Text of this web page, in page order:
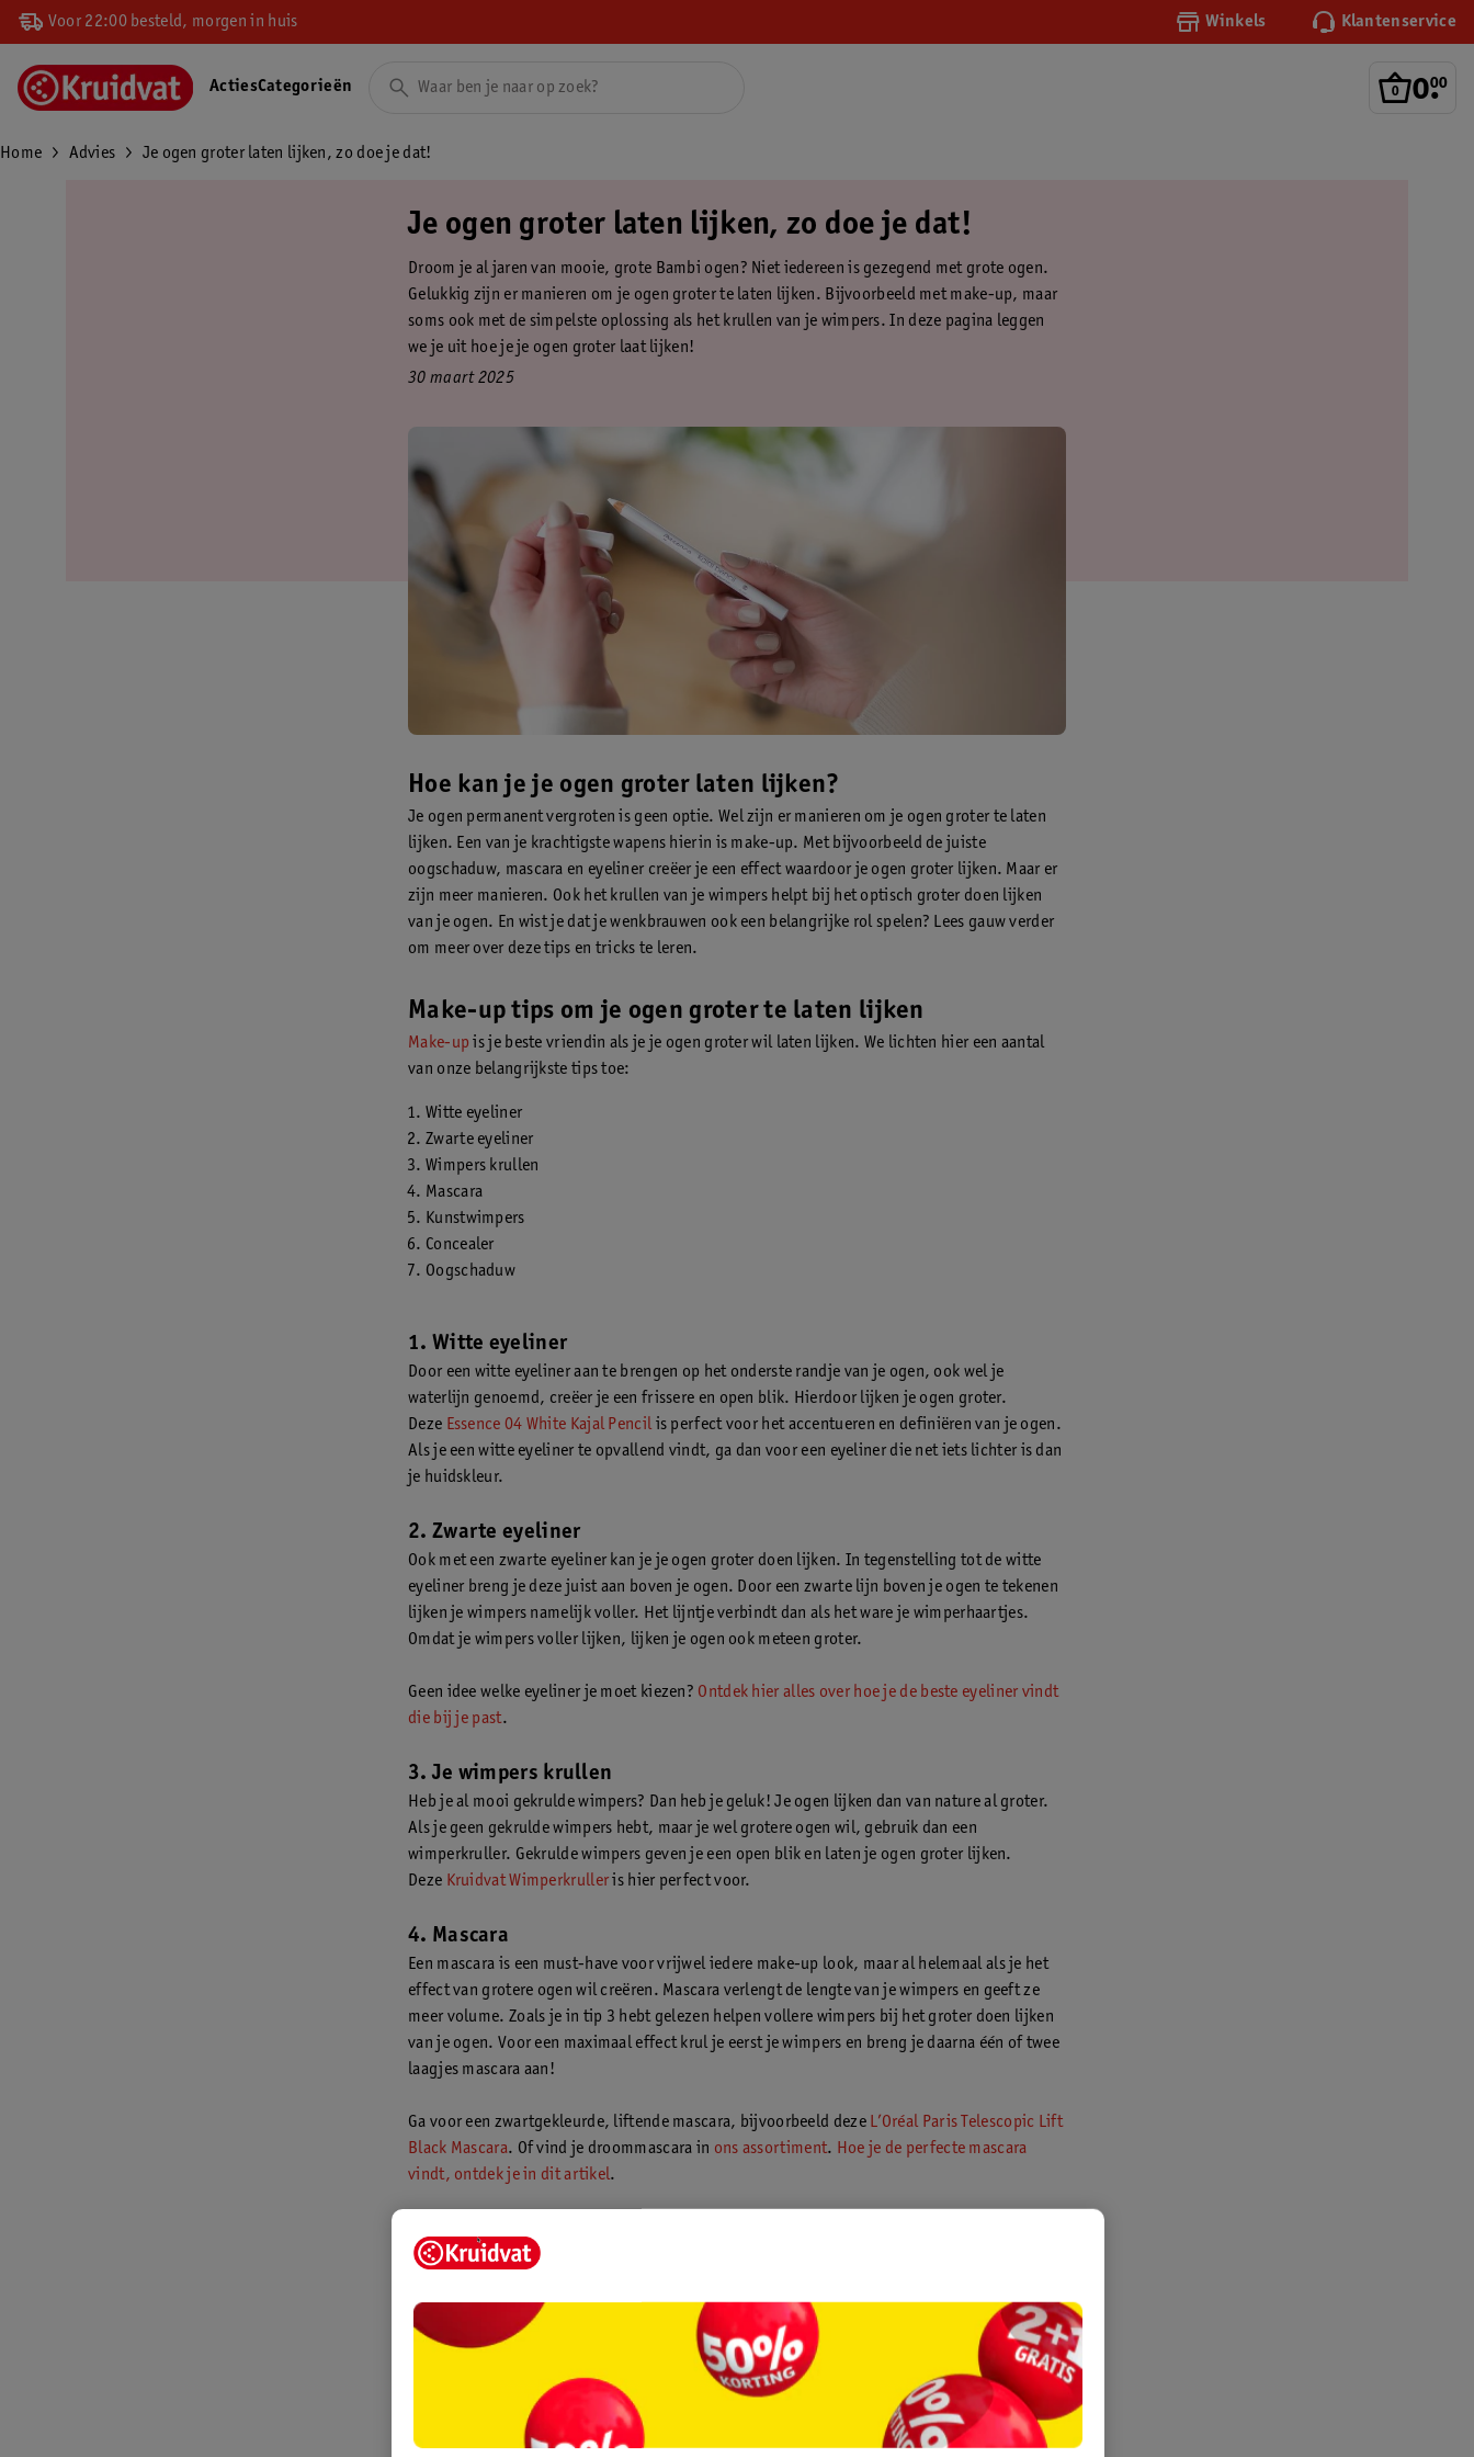
Voor 22:00 besteld, morgen in huis Winkels Klantenservice
0.
00
ActiesCategorieën
Home Advies Je ogen groter laten lijken, zo doe je dat!
Je ogen groter laten lijken, zo doe je dat!
Droom je al jaren van mooie, grote Bambi ogen? Niet iedereen is gezegend met grote ogen.
Gelukkig zijn er manieren om je ogen groter te laten lijken. Bijvoorbeeld met make-up, maar
soms ook met de simpelste oplossing als het krullen van je wimpers. In deze pagina leggen
we je uit hoe je je ogen groter laat lijken!
30 maart 2025
Hoe kan je je ogen groter laten lijken?
Je ogen permanent vergroten is geen optie. Wel zijn er manieren om je ogen groter te laten
lijken. Een van je krachtigste wapens hierin is make-up. Met bijvoorbeeld de juiste
oogschaduw, mascara en eyeliner creëer je een effect waardoor je ogen groter lijken. Maar er
zijn meer manieren. Ook het krullen van je wimpers helpt bij het optisch groter doen lijken
van je ogen. En wist je dat je wenkbrauwen ook een belangrijke rol spelen? Lees gauw verder
om meer over deze tips en tricks te leren.
Make-up tips om je ogen groter te laten lijken
Make-up is je beste vriendin als je je ogen groter wil laten lijken. We lichten hier een aantal
van onze belangrijkste tips toe:
Witte eyeliner
Zwarte eyeliner
Wimpers krullen
Mascara
Kunstwimpers
Concealer
Oogschaduw
1. Witte eyeliner
Door een witte eyeliner aan te brengen op het onderste randje van je ogen, ook wel je
waterlijn genoemd, creëer je een frissere en open blik. Hierdoor lijken je ogen groter.
Deze Essence 04 White Kajal Pencil is perfect voor het accentueren en definiëren van je ogen.
Als je een witte eyeliner te opvallend vindt, ga dan voor een eyeliner die net iets lichter is dan
je huidskleur.
2. Zwarte eyeliner
Ook met een zwarte eyeliner kan je je ogen groter doen lijken. In tegenstelling tot de witte
eyeliner breng je deze juist aan boven je ogen. Door een zwarte lijn boven je ogen te tekenen
lijken je wimpers namelijk voller. Het lijntje verbindt dan als het ware je wimperhaartjes.
Omdat je wimpers voller lijken, lijken je ogen ook meteen groter.
Geen idee welke eyeliner je moet kiezen? Ontdek hier alles over hoe je de beste eyeliner vindt
die bij je past.
3. Je wimpers krullen
Heb je al mooi gekrulde wimpers? Dan heb je geluk! Je ogen lijken dan van nature al groter.
Als je geen gekrulde wimpers hebt, maar je wel grotere ogen wil, gebruik dan een
wimperkruller. Gekrulde wimpers geven je een open blik en laten je ogen groter lijken.
Deze Kruidvat Wimperkrulleris hier perfect voor.
4. Mascara
Een mascara is een must-have voor vrijwel iedere make-up look, maar al helemaal als je het
effect van grotere ogen wil creëren. Mascara verlengt de lengte van je wimpers en geeft ze
meer volume. Zoals je in tip 3 hebt gelezen helpen vollere wimpers bij het groter doen lijken
van je ogen. Voor een maximaal effect krul je eerst je wimpers en breng je daarna één of twee
laagjes mascara aan!
Ga voor een zwartgekleurde, liftende mascara, bijvoorbeeld deze L’Oréal Paris Telescopic Lift
Black Mascara. Of vind je droommascara in ons assortiment. Hoe je de perfecte mascara
vindt, ontdek je in dit artikel.
Heb je weinig en/of hele korte wimperhaartjes? Hoewel je nog steeds je ogen groter kan laten
lijken met behulp van de bovenstaande tips, valt het resultaat je misschien tegen.
Kunstwimpers kunnen dan een oplossing bieden. We verkopen
tal van kunstwimperspassend
bij het gewenste effect:
Voor een natuurlijk effect:
Kiss Natural Lashes 02C 96688 Daydreamy Kunstwimpers